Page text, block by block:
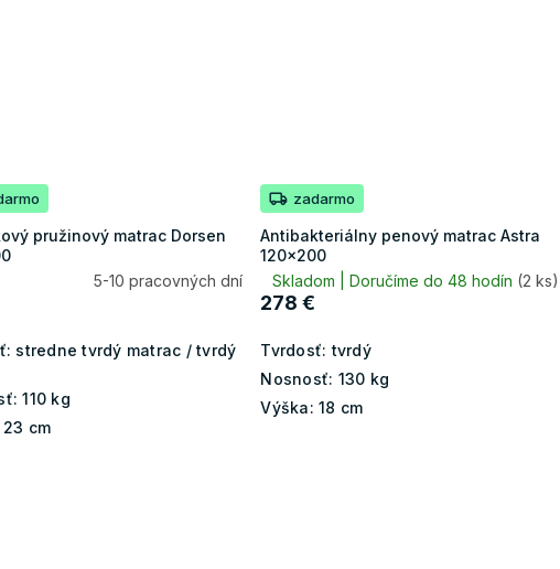
pružinový matrac Dorsen
5-10 pracovných dní
stredne tvrdý matrac / tvrdý
110 kg
23 cm
zadarmo
Antibakteriálny penový matrac Astra
120x200
Skladom | Doručíme do 48 hodín (2 ks)
278 €
Tvrdosť: tvrdý
Nosnosť: 130 kg
Výška: 18 cm